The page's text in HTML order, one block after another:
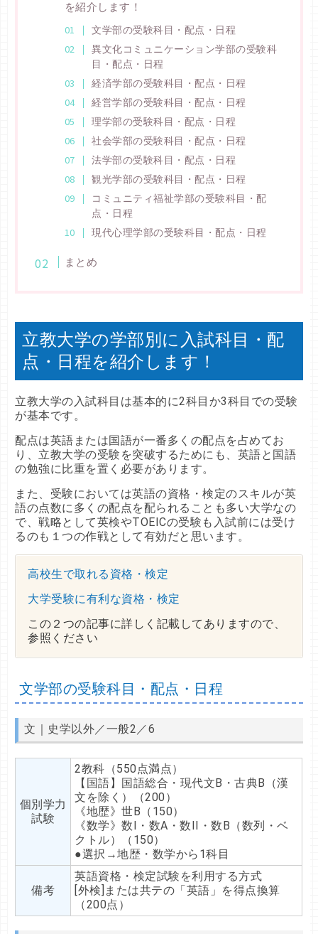
を紹介します！
文学部の受験科目・配点・日程
異文化コミュニケーション学部の受験科
目・配点・日程
経済学部の受験科目・配点・日程
経営学部の受験科目・配点・日程
理学部の受験科目・配点・日程
社会学部の受験科目・配点・日程
法学部の受験科目・配点・日程
観光学部の受験科目・配点・日程
コミュニティ福祉学部の受験科目・配
点・日程
現代心理学部の受験科目・配点・日程
まとめ
立教大学の学部別に入試科目・配
点・日程を紹介します！
立教大学の入試科目は基本的に2科目か3科目での受験
が基本です。
配点は英語または国語が一番多くの配点を占めてお
り、立教大学の受験を突破するためにも、英語と国語
の勉強に比重を置く必要があります。
また、受験においては英語の資格・検定のスキルが英
語の点数に多くの配点を配られることも多い大学なの
で、戦略として英検やTOEICの受験も入試前には受け
るのも１つの作戦として有効だと思います。
高校生で取れる資格・検定
大学受験に有利な資格・検定
この２つの記事に詳しく記載してありますので、
参照ください
文学部の受験科目・配点・日程
文｜史学以外／一般2／6
個別学力
試験
2教科（550点満点）
【国語】国語総合・現代文B・古典B（漢
文を除く）（200）
《地歴》世B（150）
《数学》数I・数A・数II・数B（数列・ベ
クトル）（150）
●選択→地歴・数学から1科目
備考
英語資格・検定試験を利用する方式
[外検]または共テの「英語」を得点換算
（200点）